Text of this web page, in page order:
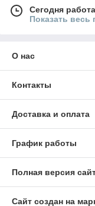
Сегодня
Показать весь
О нас
Контакты
Доставка и оплата
График работы
Полная версия
Сайт создан на